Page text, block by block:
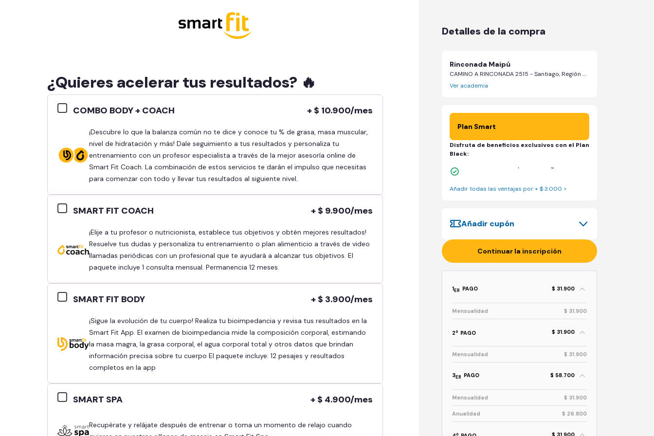
¿Quieres acelerar tus resultados? 🔥
COMBO BODY + COACH + $ 10.900/mes
¡Descubre lo que la balanza común no te dice y conoce tu % de grasa, masa muscular,
nivel de hidratación y más! Dale seguimiento a tus resultados y personaliza tu
entrenamiento con un profesor especialista a través de la mejor asesoría online de
Smart Fit Coach. La combinación de estos servicios te darán el impulso que necesitas
para comenzar con todo y llevar tus resultados al siguiente nivel.
SMART FIT COACH + $ 9.900/mes
¡Elije a tu profesor o nutricionista, establece tus objetivos y obtén mejores resultados!
Resuelve tus dudas y personaliza tu entrenamiento o plan alimenticio a través de video
llamadas periódicas con un profesional que te ayudará a alcanzar tus objetivos. El
paquete incluye 1 consulta mensual. Permanencia 12 meses.
SMART FIT BODY + $ 3.900/mes
¡Sigue la evolución de tu cuerpo! Realiza tu bioimpedancia y revisa tus resultados en la
Smart Fit App. El examen de bioimpedancia mide la composición corporal, estimando
la masa magra, la grasa corporal, el agua corporal total y otros datos que brindan
información precisa sobre tu cuerpo El paquete incluye: 12 pesajes y resultados
completos en la app
SMART SPA + $ 4.900/mes
Recupérate y relájate después de entrenar o toma un momento de relajo cuando
Detalles de la compra
Rinconada Maipú
CAMINO A RINCONADA 2515 - Santiago, Región Metropolitana de Santiago
Ver academia
Plan Smart
Disfruta de beneficios exclusivos con el Plan
Black:
Añadir todas las ventajas por + $ 3.000 >
Añadir cupón
Continuar la inscripción
1ER PAGO $ 31.900
Mensualidad $ 31.900
2o PAGO $ 31.900
Mensualidad $ 31.900
3ER PAGO $ 58.700
Mensualidad $ 31.900
Anualidad $ 26.800
o